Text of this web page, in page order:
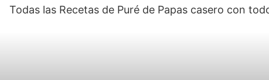
Todas las Recetas de Puré de Papas casero con